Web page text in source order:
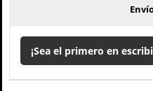
¡Sea el primero en